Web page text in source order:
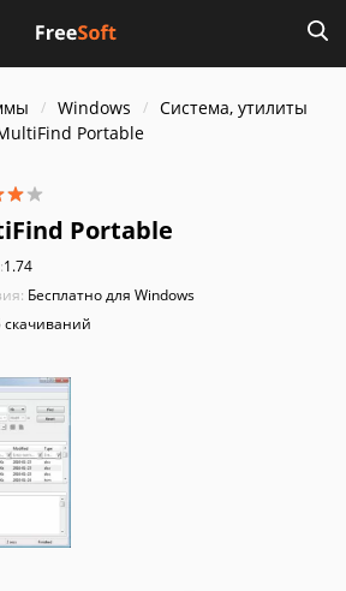
Windows
Система, утилиты
Portable
Portable
1.74
Бесплатно для Windows
скачиваний